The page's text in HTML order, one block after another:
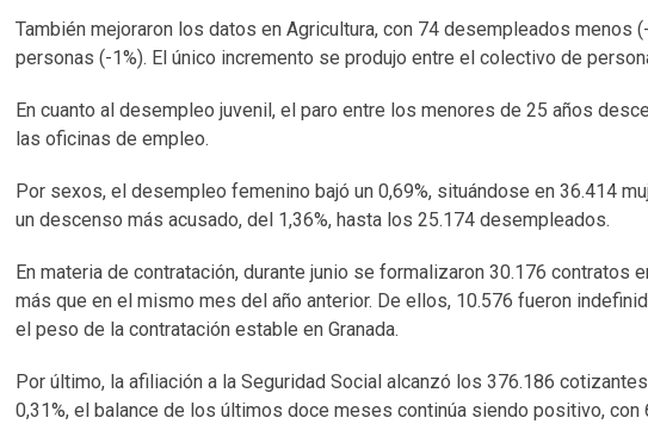
También mejoraron los datos en Agricultura, con 74 desempleados menos
personas (-1%). El único incremento se produjo entre el colectivo de
En cuanto al desempleo juvenil, el paro entre los menores de 25 años
las oficinas de empleo.
Por sexos, el desempleo femenino bajó un 0,69%, situándose en 36.414
un descenso más acusado, del 1,36%, hasta los 25.174 desempleados.
En materia de contratación, durante junio se formalizaron 30.176 contratos
más que en el mismo mes del año anterior. De ellos, 10.576 fueron
el peso de la contratación estable en Granada.
Por último, la afiliación a la Seguridad Social alcanzó los 376.186
0,31%, el balance de los últimos doce meses continúa siendo positivo,